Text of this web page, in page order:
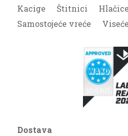
Kacige
Štitnici
Hlačice
Samostojeće vreće
Dostava